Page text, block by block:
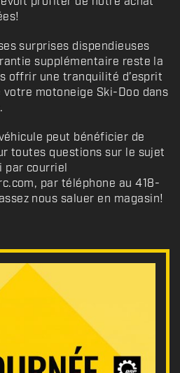
surprises dispendieuses
supplémentaire reste la
offrir une tranquilité d’esprit
motoneige Ski-Doo dans
peut bénéficier de
toutes questions sur le sujet
par courriel
par téléphone au 418-
nous saluer en magasin!